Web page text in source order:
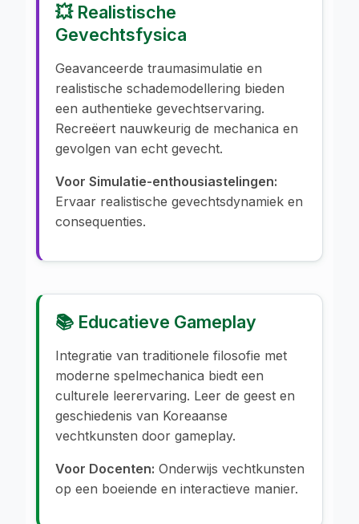
💥 Realistische
Gevechtsfysica
Geavanceerde traumasimulatie en
realistische schademodellering bieden
een authentieke gevechtservaring.
Recreëert nauwkeurig de mechanica en
gevolgen van echt gevecht.
Voor Simulatie-enthousiastelingen:
Ervaar realistische gevechtsdynamiek en
consequenties.
📚 Educatieve Gameplay
Integratie van traditionele filosofie met
moderne spelmechanica biedt een
culturele leerervaring. Leer de geest en
geschiedenis van Koreaanse
vechtkunsten door gameplay.
Voor Docenten: Onderwijs vechtkunsten
op een boeiende en interactieve manier.